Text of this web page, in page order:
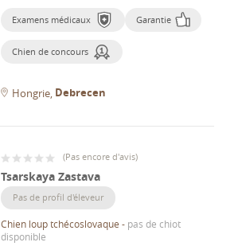
Examens médicaux Garantie
Chien de concours
Hongrie Debrecen
(Pas encore d'avis)
Tsarskaya Zastava
Pas de profil d'éleveur
Chien loup tchécoslovaque - pas de chiot
disponible